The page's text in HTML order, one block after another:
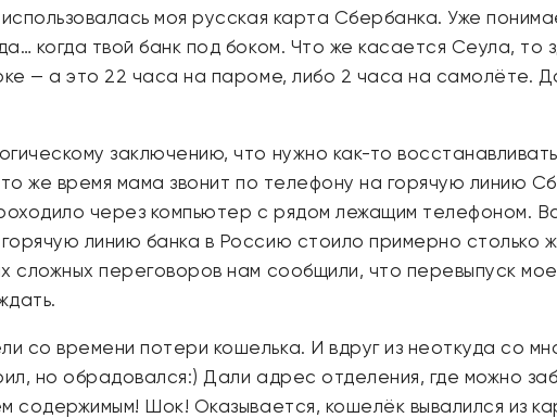
моя русская карта Сбербанка. Уже
когда твой банк под боком. Что же касается Сеула,
— а это 22 часа на пароме, либо 2 часа на самолёте.
заключению, что нужно как-то
же время мама звонит по телефону на горячую линию
через компьютер с рядом лежащим телефоном.
линию банка в Россию стоило примерно столько
сложных переговоров нам сообщили, что перевыпуск
со времени потери кошелька. И вдруг из неоткуда со
но обрадовался:) Дали адрес отделения, где можно
содержимым! Шок! Оказывается, кошелёк вывалился из